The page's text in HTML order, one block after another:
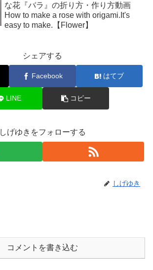
な花『バラ』の折り方・作り方動画
How to make a rose with origami.It's
easy to make.【Flower】
シェアする
Facebook はてブ
LINE コピー
しげゆきをフォローする
しげゆき
コメントを書き込む